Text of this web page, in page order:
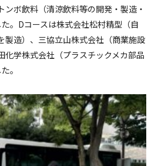
ンボ飲料（清涼飲料等の開発・製造・
。Dコースは株式会社松村精型（自
製造）、三協立山株式会社（商業施設
化学株式会社（プラスチックメカ部品
。